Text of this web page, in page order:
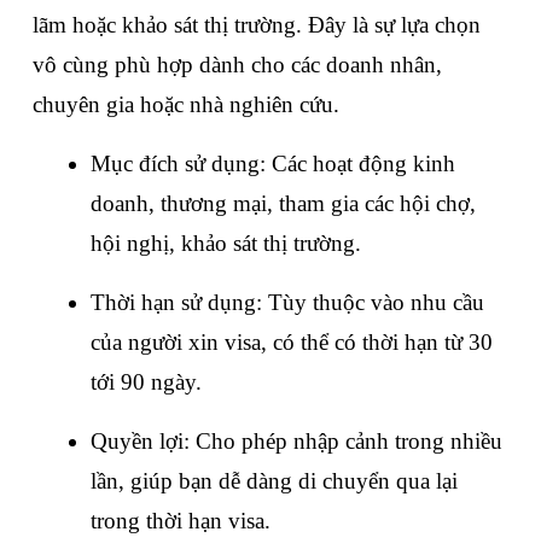
lãm hoặc khảo sát thị trường. Đây là sự lựa chọn
vô cùng phù hợp dành cho các doanh nhân,
chuyên gia hoặc nhà nghiên cứu.
Mục đích sử dụng: Các hoạt động kinh
doanh, thương mại, tham gia các hội chợ,
hội nghị, khảo sát thị trường.
Thời hạn sử dụng: Tùy thuộc vào nhu cầu
của người xin visa, có thể có thời hạn từ 30
tới 90 ngày.
Quyền lợi: Cho phép nhập cảnh trong nhiều
lần, giúp bạn dễ dàng di chuyển qua lại
trong thời hạn visa.